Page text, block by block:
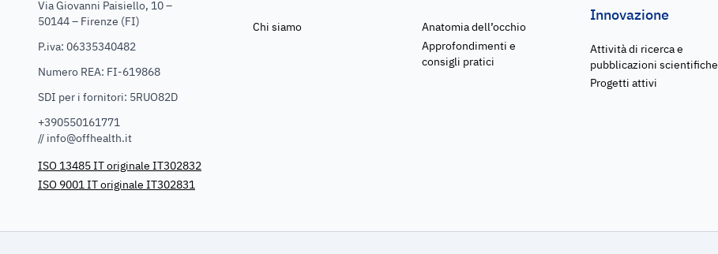
Via Giovanni Paisiello, 10 –
50144 – Firenze (FI)
P.iva: 06335340482
Numero REA: FI-619868
SDI per i fornitori: 5RUO82D
+390550161771
// info@offhealth.it
ISO 13485 IT originale IT302832
ISO 9001 IT originale IT302831
Chi siamo
Anatomia dell’occhio
Approfondimenti e
consigli pratici
Innovazione
Attività di ricerca e
pubblicazioni scientifiche
Progetti attivi